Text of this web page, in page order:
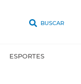
BUSCAR
ESPORTES